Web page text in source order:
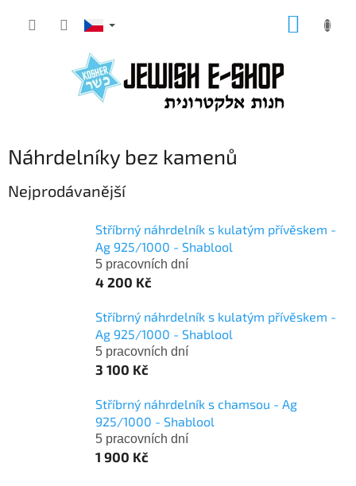
Náhrdelníky bez kamenů
Nejprodávanější
Stříbrný náhrdelník s kulatým přívěskem -
Ag 925/1000 - Shablool
5 pracovních dní
4 200 Kč
Stříbrný náhrdelník s kulatým přívěskem -
Ag 925/1000 - Shablool
5 pracovních dní
3 100 Kč
Stříbrný náhrdelník s chamsou - Ag
925/1000 - Shablool
5 pracovních dní
1 900 Kč